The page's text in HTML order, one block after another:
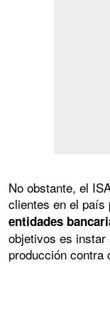
No obstante, el
clientes en el país
entidades
objetivos es
producción contra